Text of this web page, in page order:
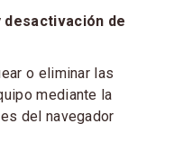
de
o eliminar las
mediante la
del navegador